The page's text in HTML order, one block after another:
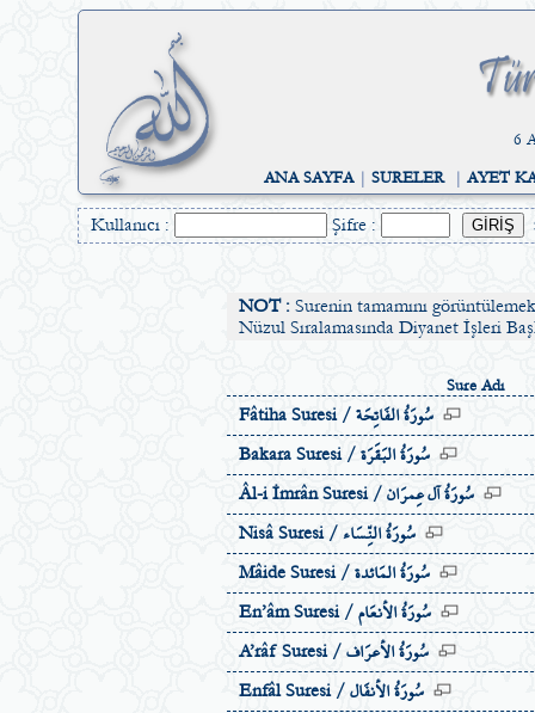
6
ANA SAYFA| SURELER| AYET
Kullanıcı : Şifre :
NOT : Surenin tamamını
Nüzul Sıralamasında Diyanet İşleri
Sure Adı
Fâtiha Suresi / سُورَةُ الفَاتِحَة
Bakara Suresi / سُورَةُ البَقَرَة
Âl-i İmrân Suresi / سُورَةُ آل عِمرَان
Nisâ Suresi / سُورَةُ النِّسَاء
Mâide Suresi / سُورَةُ المَائدة
En’âm Suresi / سُورَةُ الاٴنعَام
A’râf Suresi / سُورَةُ الاٴعرَاف
Enfâl Suresi / سُورَةُ الاٴنفَال